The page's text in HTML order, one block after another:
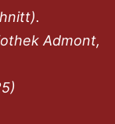
Admont,